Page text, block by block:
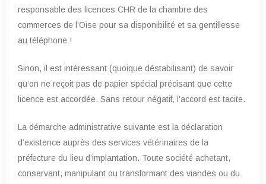
responsable des licences CHR de la chambre des
commerces de l’Oise pour sa disponibilité et sa gentillesse
au téléphone !
Sinon, il est intéressant (quoique déstabilisant) de savoir
qu’on ne reçoit pas de papier spécial précisant que cette
licence est accordée. Sans retour négatif, l’accord est tacite.
La démarche administrative suivante est la déclaration
d’existence auprès des services vétérinaires de la
préfecture du lieu d’implantation. Toute société achetant,
conservant, manipulant ou transformant des viandes ou du